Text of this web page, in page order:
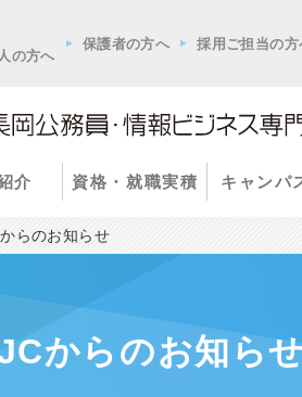
の方へ
保護者の方へ 採用ご担当の方
介 資格・就職実積 キャンパ
らのお知らせ
からのお知らせ